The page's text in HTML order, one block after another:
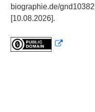
biographie.de/
[10.08.2026].